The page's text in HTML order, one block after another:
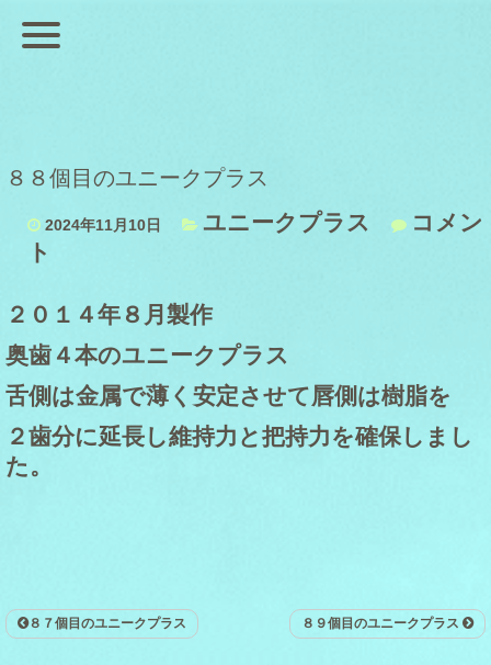
８８個目のユニークプラス
2024年11月10日 ユニークプラス
コメン
ト
２０１４年８月製作
奥歯４本のユニークプラス
舌側は金属で薄く安定させて唇側は樹脂を
２歯分に延長し維持力と把持力を確保しまし
た。
８７個目のユニークプラス ８９個目のユニークプラス